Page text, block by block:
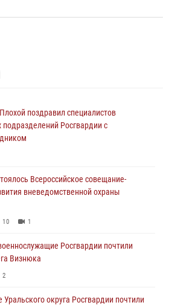
поздравил специалистов
Росгвардии с
Всероссийское совещание-
вневедомственной охраны
10 1
Росгвардии почтили
Визнюка
2
округа Росгвардии почтили